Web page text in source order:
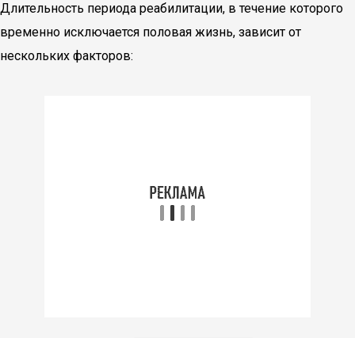
Длительность периода реабилитации, в течение которого
временно исключается половая жизнь, зависит от
нескольких факторов: